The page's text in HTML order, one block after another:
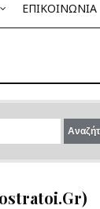
ΕΠΙΚΟΙΝΩΝΙΑ